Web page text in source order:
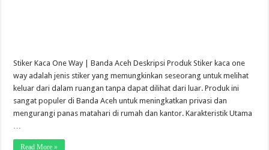
Stiker Kaca One Way | Banda Aceh Deskripsi Produk Stiker kaca one
way adalah jenis stiker yang memungkinkan seseorang untuk melihat
keluar dari dalam ruangan tanpa dapat dilihat dari luar. Produk ini
sangat populer di Banda Aceh untuk meningkatkan privasi dan
mengurangi panas matahari di rumah dan kantor. Karakteristik Utama
Read More »